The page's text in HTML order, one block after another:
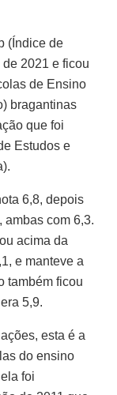
(Índice de
2021 e ficou
de Ensino
bragantinas
que foi
Estudos e
6,8, depois
ambas com 6,3.
acima da
e manteve a
também ficou
5,9.
esta é a
do ensino
foi